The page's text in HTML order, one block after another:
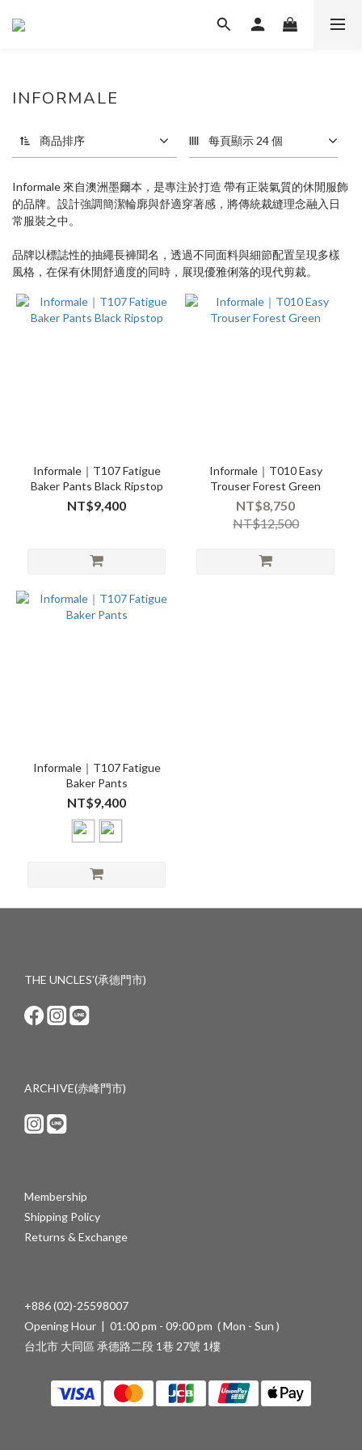
INFORMALE
商品排序 每頁顯示 24 個
Informale 來自澳洲墨爾本，是專注於打造 帶有正裝氣質的休閒服飾
的品牌。設計強調簡潔輪廓與舒適穿著感，將傳統裁縫理念融入日
常服裝之中。
品牌以標誌性的抽繩長褲聞名，透過不同面料與細節配置呈現多樣
風格，在保有休閒舒適度的同時，展現優雅俐落的現代剪裁。
Informale｜T107 Fatigue
Baker Pants Black Ripstop
NT$9,400
Informale｜T010 Easy
Trouser Forest Green
NT$8,750
NT$12,500
Informale｜T107 Fatigue
Baker Pants
NT$9,400
THE UNCLES'(承德門市)
ARCHIVE(赤峰門市)
Membership
Shipping Policy
Returns & Exchange
+886 (02)-25598007
Opening Hour | 01:00 pm - 09:00 pm ( Mon - Sun )
台北市 大同區 承德路二段 1巷 27號 1樓